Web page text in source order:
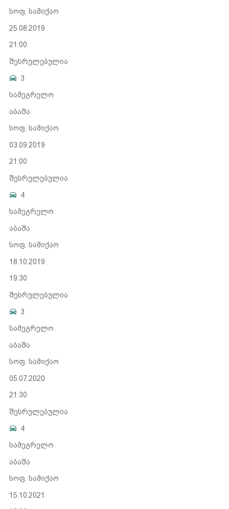
სოფ. სამიქაო
25.08.2019
21:00
შესრულებულია
3
სამეგრელო
აბაშა
სოფ. სამიქაო
03.09.2019
21:00
შესრულებულია
4
სამეგრელო
აბაშა
სოფ. სამიქაო
18.10.2019
19:30
შესრულებულია
3
სამეგრელო
აბაშა
სოფ. სამიქაო
05.07.2020
21:30
შესრულებულია
4
სამეგრელო
აბაშა
სოფ. სამიქაო
15.10.2021